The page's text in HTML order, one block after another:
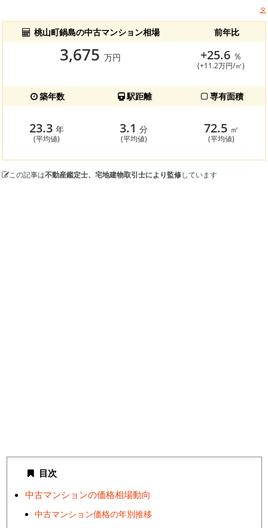
タ
桃山町鍋島の中古マンション相場 前年比
3,675 万円 +25.6 ％
(+11.2万円/㎡)
築年数 駅距離 専有面積
23.3 年
(平均値)
3.1分
(平均値)
72.5 ㎡
(平均値)
この記事は不動産鑑定士、宅地建物取引士により監修しています
目次
中古マンションの価格相場動向
中古マンション価格の年別推移